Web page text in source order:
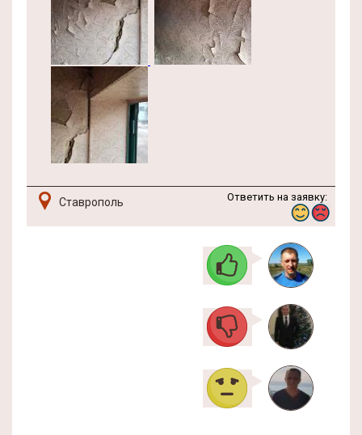
Ставрополь Ответить на заявку: